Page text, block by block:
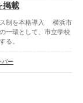
掲載
ス制を本格導入 横浜市
一環として、市立学校
る。
バー